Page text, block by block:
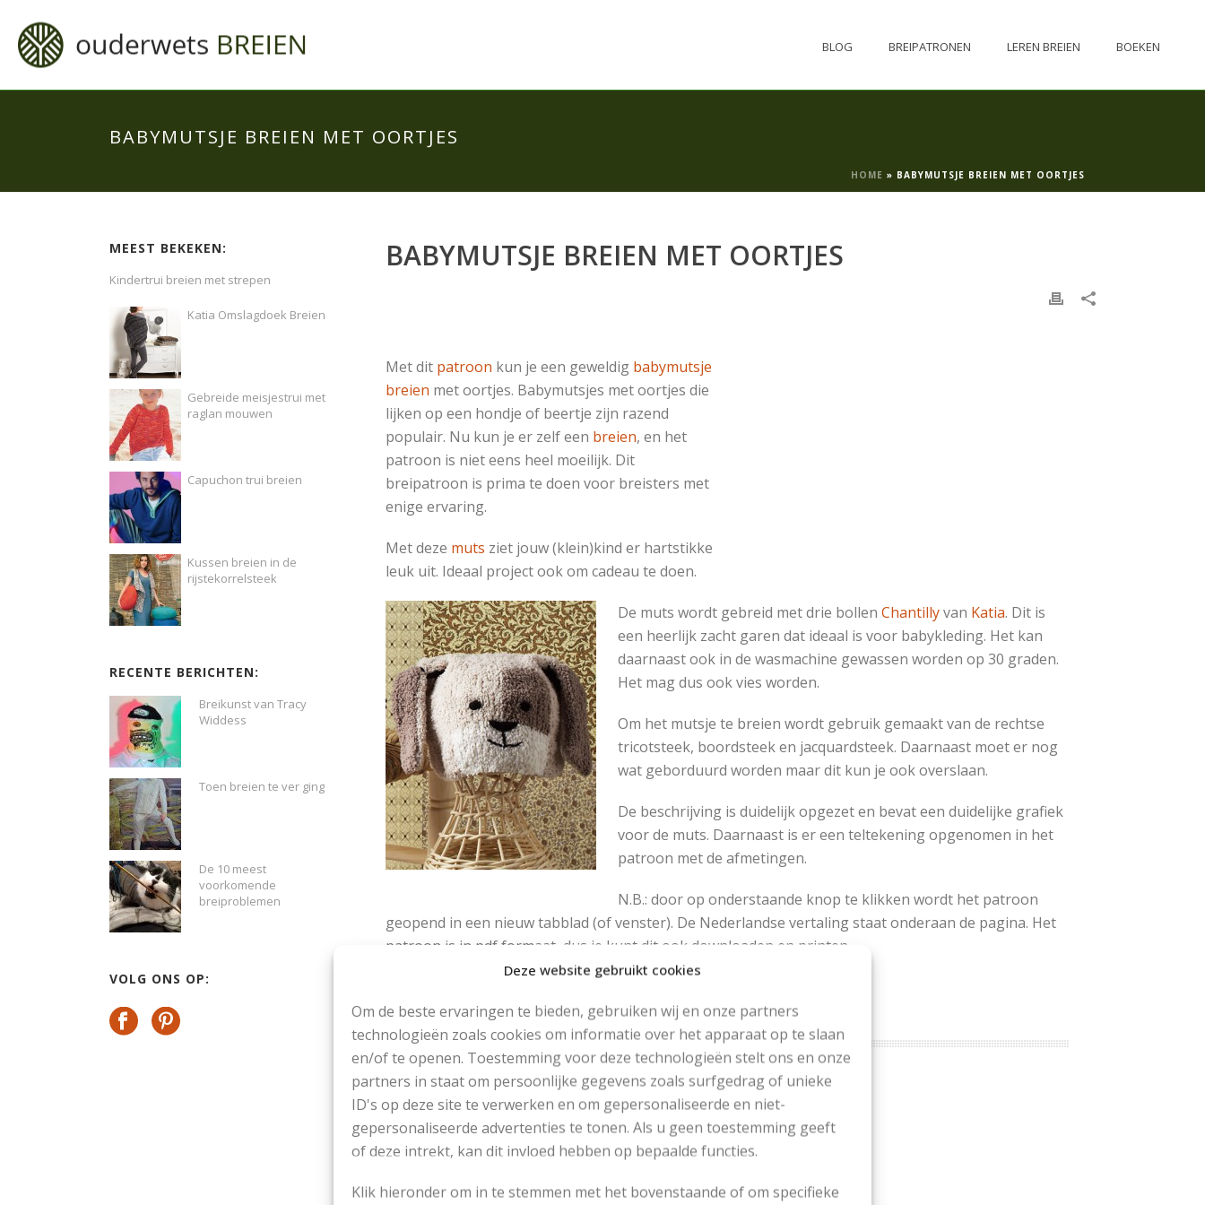
Deze website gebruikt cookies
Om de beste ervaringen te bieden, gebruiken wij en onze partners
technologieën zoals cookies om informatie over het apparaat op te slaan
en/of te openen. Toestemming voor deze technologieën stelt ons en onze
partners in staat om persoonlijke gegevens zoals surfgedrag of unieke
ID's op deze site te verwerken en om gepersonaliseerde en niet-
gepersonaliseerde advertenties te tonen. Als u geen toestemming geeft
of deze intrekt, kan dit invloed hebben op bepaalde functies.
Klik hieronder om in te stemmen met het bovenstaande of om specifieke
BLOG BREIPATRONEN LEREN BREIEN BOEKEN
BABYMUTSJE BREIEN MET OORTJES
HOME » BABYMUTSJE BREIEN MET OORTJES
BABYMUTSJE BREIEN MET OORTJES
Met ditpatroon kun je een geweldig babymutsje
breien met oortjes. Babymutsjes met oortjes die
lijken op een hondje of beertje zijn razend
populair. Nu kun je er zelf een breien, en het
patroon is niet eens heel moeilijk. Dit
breipatroon is prima te doen voor breisters met
enige ervaring.
Met deze muts ziet jouw (klein)kind er hartstikke
leuk uit. Ideaal project ook om cadeau te doen.
De muts wordt gebreid met drie bollen Chantillyvan Katia. Dit is
een heerlijk zacht garen dat ideaal is voor babykleding. Het kan
daarnaast ook in de wasmachine gewassen worden op 30 graden.
Het mag dus ook vies worden.
Om het mutsje te breien wordt gebruik gemaakt van de rechtse
tricotsteek, boordsteek en jacquardsteek. Daarnaast moet er nog
wat geborduurd worden maar dit kun je ook overslaan.
De beschrijving is duidelijk opgezet en bevat een duidelijke grafiek
voor de muts. Daarnaast is er een teltekening opgenomen in het
patroon met de afmetingen.
N.B.: door op onderstaande knop te klikken wordt het patroon
geopend in een nieuw tabblad (of venster). De Nederlandse vertaling staat onderaan de pagina. Het
patroon is in pdf formaat, dus je kunt dit ook downloaden en printen.
Babymutsje breien met oortjes
KERNGEGEVENS
Maten: 3 – 6 – 12 – 18 – 24 maanden
Garen: Chantilly
Beige 1 bol
Grijsbruin 1 bol
Ecru 1 bol
MEEST BEKEKEN:
Kindertrui breien met strepen
Katia Omslagdoek Breien
Gebreide meisjestrui met
raglan mouwen
Capuchon trui breien
Kussen breien in de
rijstekorrelsteek
RECENTE BERICHTEN:
Breikunst van Tracy
Widdess
Toen breien te ver ging
De 10 meest
voorkomende
breiproblemen
VOLG ONS OP: